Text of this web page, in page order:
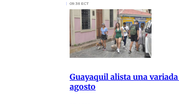
09:36 ECT
Guayaquil alista una
agosto